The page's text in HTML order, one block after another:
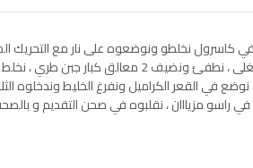
كاسرول نخلطو ونوضعوه على نار مع التحريك
حتى يغلى ، نطفئ ونضيف 2 معالق كبار جبن طري
في القعر الكراميل ونفرغ الخليط وندخلوه
راسو مزيااان ، نقلبوه في صحن التقديم و